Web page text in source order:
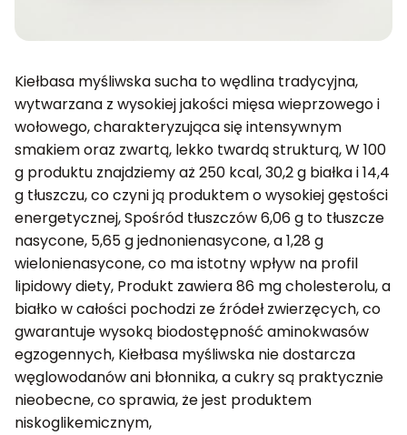
Kiełbasa myśliwska sucha to wędlina tradycyjna,
wytwarzana z wysokiej jakości mięsa wieprzowego i
wołowego, charakteryzująca się intensywnym
smakiem oraz zwartą, lekko twardą strukturą, W 100
g produktu znajdziemy aż 250 kcal, 30,2 g białka i 14,4
g tłuszczu, co czyni ją produktem o wysokiej gęstości
energetycznej, Spośród tłuszczów 6,06 g to tłuszcze
nasycone, 5,65 g jednonienasycone, a 1,28 g
wielonienasycone, co ma istotny wpływ na profil
lipidowy diety, Produkt zawiera 86 mg cholesterolu, a
białko w całości pochodzi ze źródeł zwierzęcych, co
gwarantuje wysoką biodostępność aminokwasów
egzogennych, Kiełbasa myśliwska nie dostarcza
węglowodanów ani błonnika, a cukry są praktycznie
nieobecne, co sprawia, że jest produktem
niskoglikemicznym,